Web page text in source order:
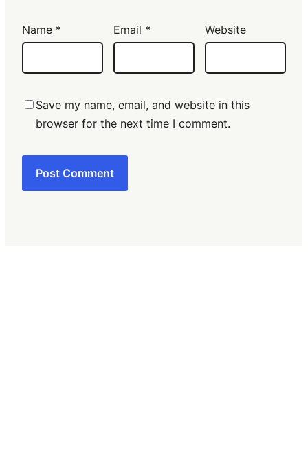
Name * Email * Website
Save my name, email, and website in this
browser for the next time I comment.